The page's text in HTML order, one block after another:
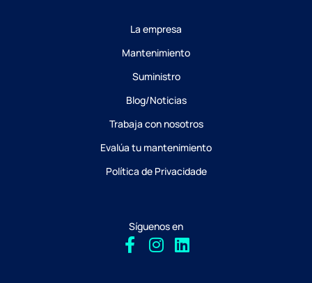
La empresa
Mantenimiento
Suministro
Blog/Noticias
Trabaja con nosotros
Evalúa tu mantenimiento
Política de Privacidade
Síguenos en